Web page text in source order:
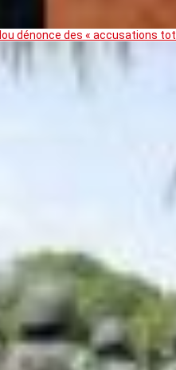
dénonce des « accusations